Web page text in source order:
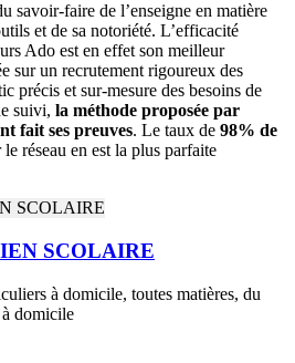
savoir-faire de l’enseigne en matière
et de sa notoriété. L’efficacité
Ado est en effet son meilleur
sur un recrutement rigoureux des
précis et sur-mesure des besoins de
suivi, la méthode proposée par
fait ses preuves. Le taux de 98% de
réseau en est la plus parfaite
SCOLAIRE
à domicile, toutes matières, du
domicile